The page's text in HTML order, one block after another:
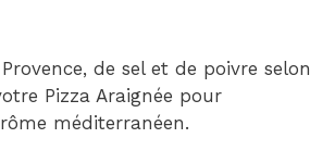
de sel et de poivre selon
Pizza Araignée pour
méditerranéen.